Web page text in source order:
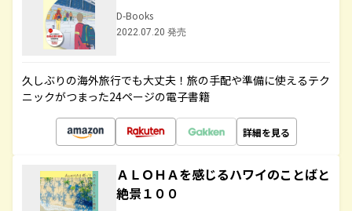
D-Books
2022.07.20 発売
久しぶりの海外旅行でも大丈夫！旅の手配や準備に使えるテク
ニックがつまった24ページの電子書籍
詳細を見る
ＡＬＯＨＡを感じるハワイのことばと
絶景１００